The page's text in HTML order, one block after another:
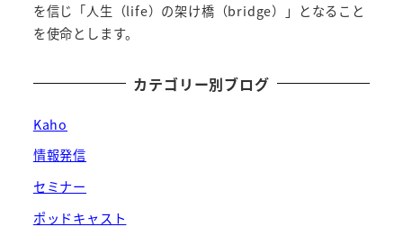
を信じ「人生（life）の架け橋（bridge）」となること
を使命とします。
カテゴリー別ブログ
Kaho
情報発信
セミナー
ポッドキャスト